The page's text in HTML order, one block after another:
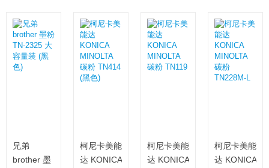
M8224cidn
M8224cidn
M8224cidn
兄弟
brother 墨
柯尼卡美能
达 KONICA
柯尼卡美能
达 KONICA
柯尼卡美能
达 KONICA